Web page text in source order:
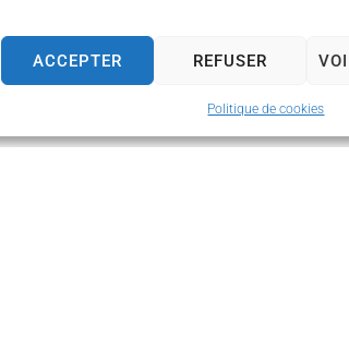
ACCEPTER REFUSER
Politique de cookies